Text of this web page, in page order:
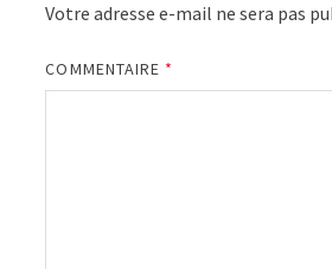
Votre adresse e-mail ne sera pas
COMMENTAIRE *